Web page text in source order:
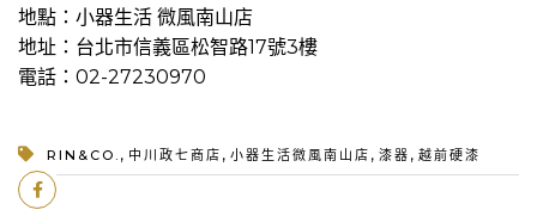
地點：小器生活 微風南山店
地址：台北市信義區松智路17號3樓
電話：02-27230970
RIN&CO. , 中川政七商店 , 小器生活微風南山店 , 漆器 , 越前硬漆